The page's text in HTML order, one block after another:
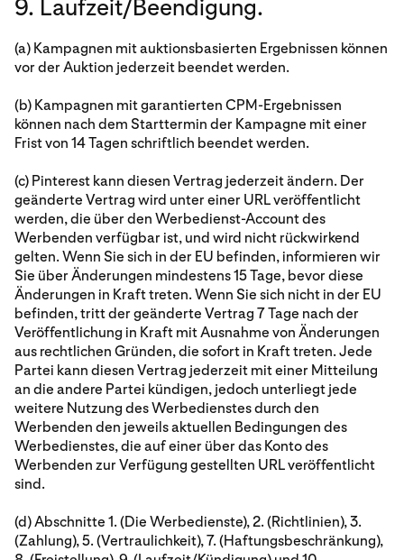
9. Laufzeit/Beendigung.
(a) Kampagnen mit auktionsbasierten Ergebnissen können
vor der Auktion jederzeit beendet werden.
(b) Kampagnen mit garantierten CPM-Ergebnissen
können nach dem Starttermin der Kampagne mit einer
Frist von 14 Tagen schriftlich beendet werden.
(c) Pinterest kann diesen Vertrag jederzeit ändern. Der
geänderte Vertrag wird unter einer URL veröffentlicht
werden, die über den Werbedienst-Account des
Werbenden verfügbar ist, und wird nicht rückwirkend
gelten. Wenn Sie sich in der EU befinden, informieren wir
Sie über Änderungen mindestens 15 Tage, bevor diese
Änderungen in Kraft treten. Wenn Sie sich nicht in der EU
befinden, tritt der geänderte Vertrag 7 Tage nach der
Veröffentlichung in Kraft mit Ausnahme von Änderungen
aus rechtlichen Gründen, die sofort in Kraft treten. Jede
Partei kann diesen Vertrag jederzeit mit einer Mitteilung
an die andere Partei kündigen, jedoch unterliegt jede
weitere Nutzung des Werbedienstes durch den
Werbenden den jeweils aktuellen Bedingungen des
Werbedienstes, die auf einer über das Konto des
Werbenden zur Verfügung gestellten URL veröffentlicht
sind.
(d) Abschnitte 1. (Die Werbedienste), 2. (Richtlinien), 3.
(Zahlung), 5. (Vertraulichkeit), 7. (Haftungsbeschränkung),